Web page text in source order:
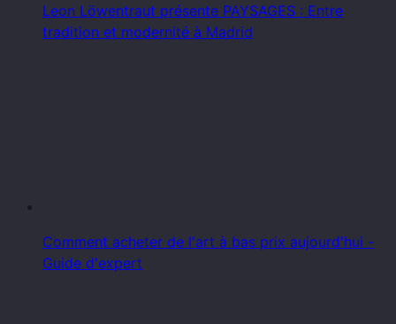
Leon Löwentraut présente PAYSAGES : Entre
tradition et modernité à Madrid
Comment acheter de l'art à bas prix aujourd'hui -
Guide d'expert